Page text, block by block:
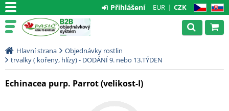
CZ SK
EUR CZK
Přihlášení
Hlavní strana
Objednávky rostlin
trvalky ( kořeny, hlízy) - DODÁNÍ 9. nebo 13.TÝDEN
Echinacea purp. Parrot (velikost-I)